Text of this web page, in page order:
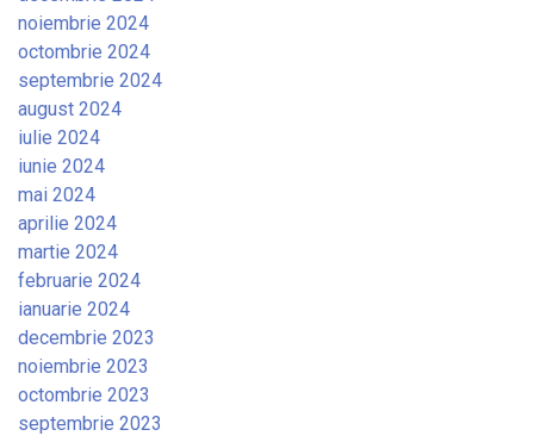
noiembrie 2024
octombrie 2024
septembrie 2024
august 2024
iulie 2024
iunie 2024
mai 2024
aprilie 2024
martie 2024
februarie 2024
ianuarie 2024
decembrie 2023
noiembrie 2023
octombrie 2023
septembrie 2023